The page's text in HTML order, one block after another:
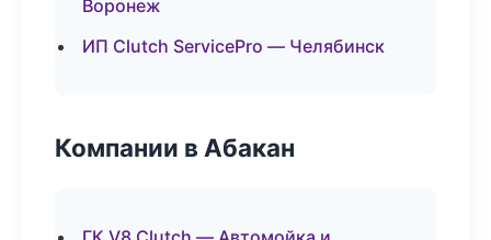
Воронеж
ИП Clutch ServicePro — Челябинск
Компании в Абакан